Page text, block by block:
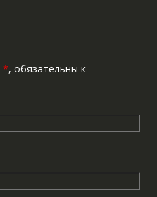
*, обязательны к